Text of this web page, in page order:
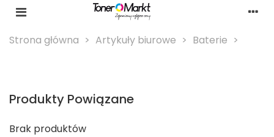
Strona główna > Artykuły biurowe > Baterie >
Produkty Powiązane
Brak produktów